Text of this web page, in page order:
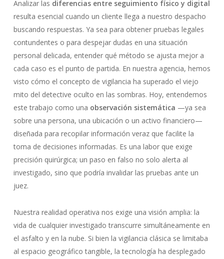
Analizar las diferencias entre seguimiento físico y digital
resulta esencial cuando un cliente llega a nuestro despacho
buscando respuestas. Ya sea para obtener pruebas legales
contundentes o para despejar dudas en una situación
personal delicada, entender qué método se ajusta mejor a
cada caso es el punto de partida. En nuestra agencia, hemos
visto cómo el concepto de vigilancia ha superado el viejo
mito del detective oculto en las sombras. Hoy, entendemos
este trabajo como una observación sistemática —ya sea
sobre una persona, una ubicación o un activo financiero—
diseñada para recopilar información veraz que facilite la
toma de decisiones informadas. Es una labor que exige
precisión quirúrgica; un paso en falso no solo alerta al
investigado, sino que podría invalidar las pruebas ante un
juez.
Nuestra realidad operativa nos exige una visión amplia: la
vida de cualquier investigado transcurre simultáneamente en
el asfalto y en la nube. Si bien la vigilancia clásica se limitaba
al espacio geográfico tangible, la tecnología ha desplegado